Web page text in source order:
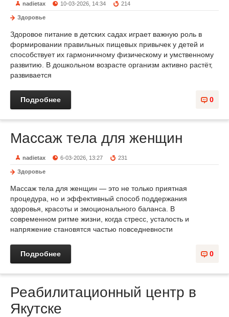
nadietax 10-03-2026, 14:34 214
Здоровье
Здоровое питание в детских садах играет важную роль в
формировании правильных пищевых привычек у детей и
способствует их гармоничному физическому и умственному
развитию. В дошкольном возрасте организм активно растёт,
развивается
0
Подробнее
Массаж тела для женщин
nadietax 6-03-2026, 13:27 231
Здоровье
Массаж тела для женщин — это не только приятная
процедура, но и эффективный способ поддержания
здоровья, красоты и эмоционального баланса. В
современном ритме жизни, когда стресс, усталость и
напряжение становятся частью повседневности
0
Подробнее
Реабилитационный центр в
Якутске